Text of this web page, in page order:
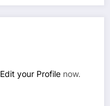
Edit your Profile now.